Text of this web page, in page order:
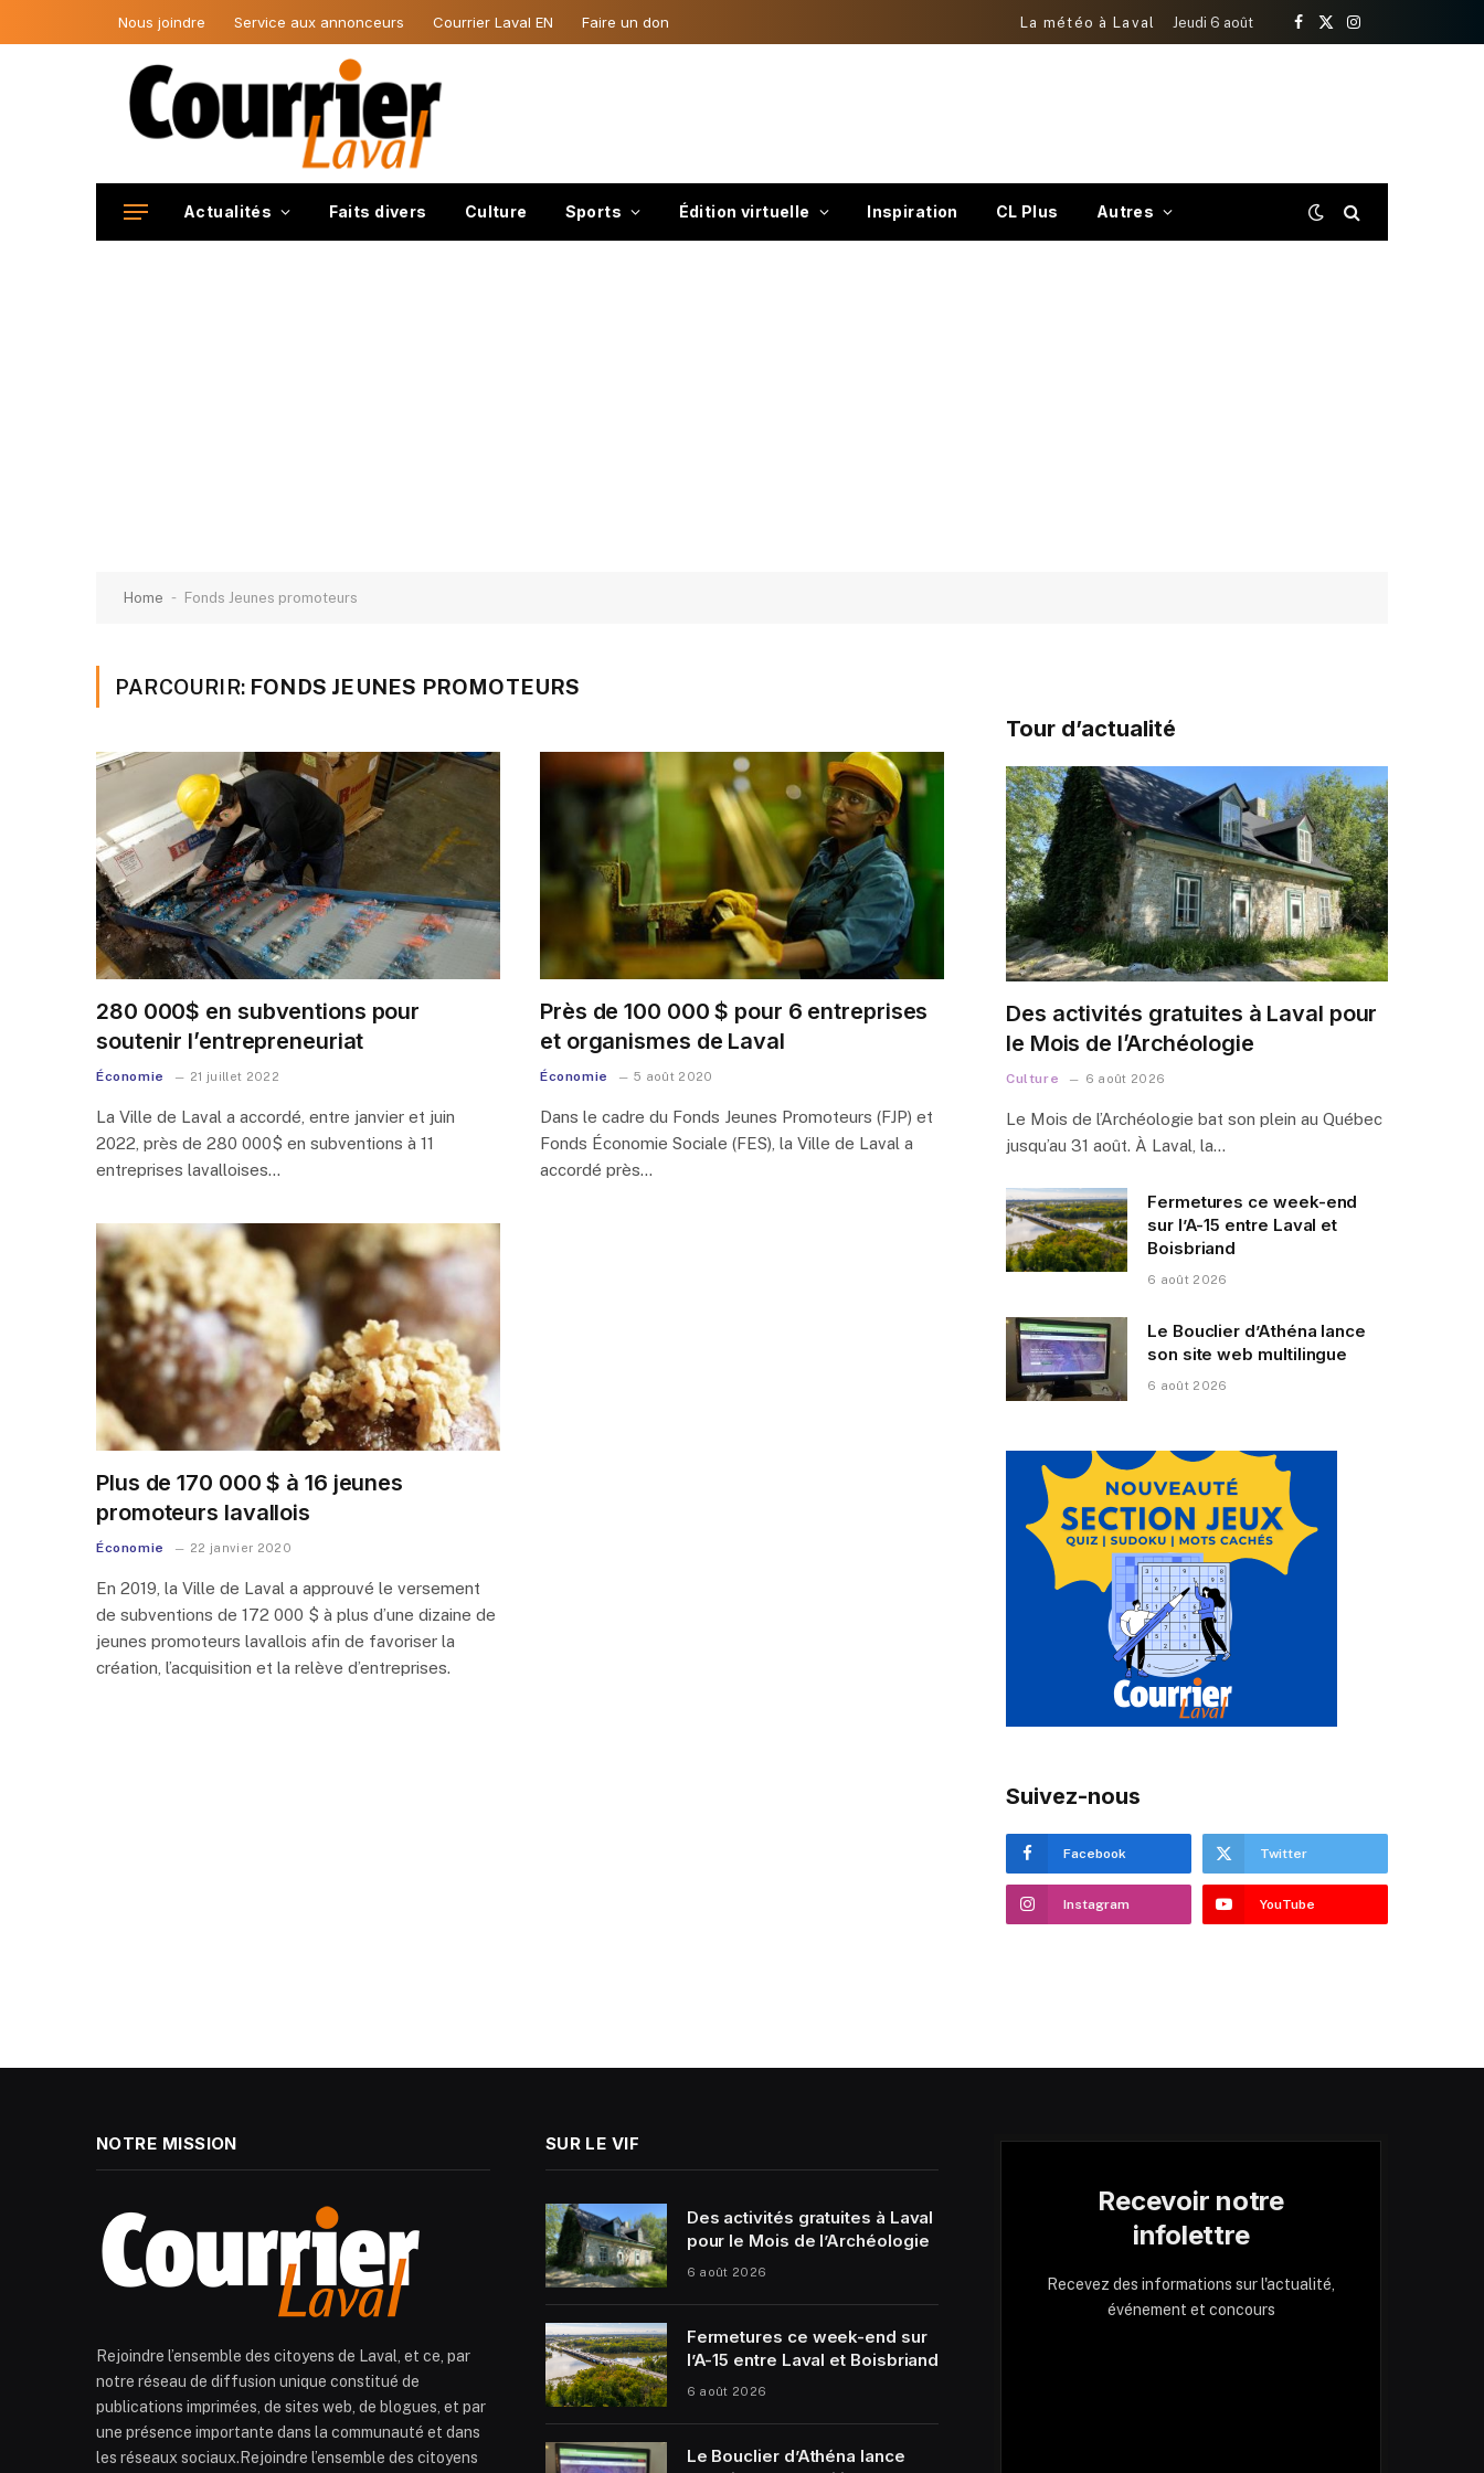
Nous joindre Service aux annonceurs Courrier Laval EN Faire un don La météo à Laval Jeudi 6 août
Facebook
X
Instagram
Actualités Faits divers Culture Sports Édition virtuelle Inspiration CL Plus Autres
Home - Fonds Jeunes promoteurs
PARCOURIR: FONDS JEUNES PROMOTEURS
280 000$ en subventions pour
soutenir l’entrepreneuriat
Économie 21 juillet 2022
La Ville de Laval a accordé, entre janvier et juin
2022, près de 280 000$ en subventions à 11
entreprises lavalloises…
Près de 100 000 $ pour 6 entreprises
et organismes de Laval
Économie 5 août 2020
Dans le cadre du Fonds Jeunes Promoteurs (FJP) et
Fonds Économie Sociale (FES), la Ville de Laval a
accordé près…
Plus de 170 000 $ à 16 jeunes
promoteurs lavallois
Économie 22 janvier 2020
En 2019, la Ville de Laval a approuvé le versement
de subventions de 172 000 $ à plus d’une dizaine de
jeunes promoteurs lavallois afin de favoriser la
création, l’acquisition et la relève d’entreprises.
Tour d’actualité
Des activités gratuites à Laval pour
le Mois de l’Archéologie
Culture 6 août 2026
Le Mois de l’Archéologie bat son plein au Québec
jusqu’au 31 août. À Laval, la…
Fermetures ce week-end
sur l’A-15 entre Laval et
Boisbriand
6 août 2026
Le Bouclier d’Athéna lance
son site web multilingue
6 août 2026
Suivez-nous
Facebook Twitter
Instagram YouTube
NOTRE MISSION
Rejoindre l’ensemble des citoyens de Laval, et ce, par
notre réseau de diffusion unique constitué de
publications imprimées, de sites web, de blogues, et par
une présence importante dans la communauté et dans
les réseaux sociaux.Rejoindre l’ensemble des citoyens
SUR LE VIF
Des activités gratuites à Laval
pour le Mois de l’Archéologie
6 août 2026
Fermetures ce week-end sur
l’A-15 entre Laval et Boisbriand
6 août 2026
Le Bouclier d’Athéna lance
Recevoir notre
infolettre
Recevez des informations sur l'actualité,
événement et concours